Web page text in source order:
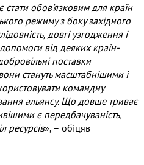
стати обов'язковим для країн
режиму з боку західного
довгі узгодження і
допомоги від деяких країн-
поставки
стануть масштабнішими і
командну
альянсу. Що довше триває
є передбачуваність,
ресурсів», – обіцяв